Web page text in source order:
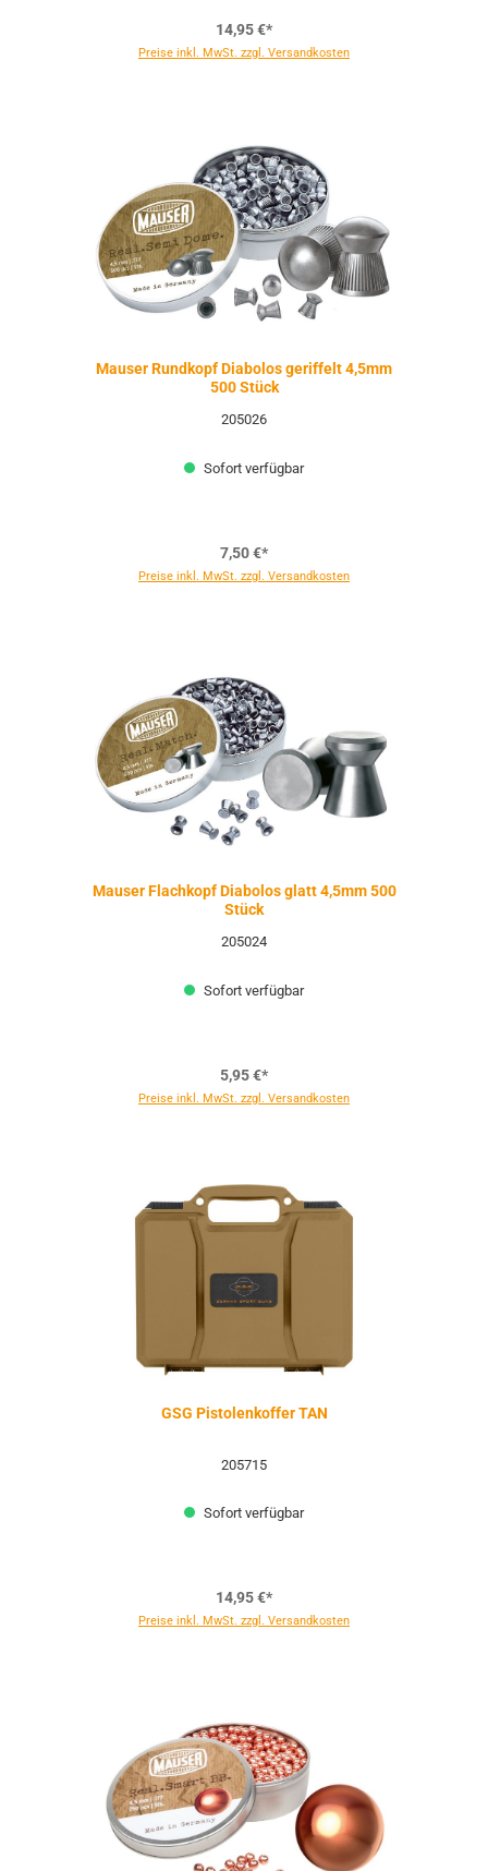
14,95 €*
Preise inkl. MwSt. zzgl. Versandkosten
Mauser Rundkopf Diabolos geriffelt 4,5mm
500 Stück
205026
Sofort verfügbar
7,50 €*
Preise inkl. MwSt. zzgl. Versandkosten
Mauser Flachkopf Diabolos glatt 4,5mm 500
Stück
205024
Sofort verfügbar
5,95 €*
Preise inkl. MwSt. zzgl. Versandkosten
GSG Pistolenkoffer TAN
205715
Sofort verfügbar
14,95 €*
Preise inkl. MwSt. zzgl. Versandkosten